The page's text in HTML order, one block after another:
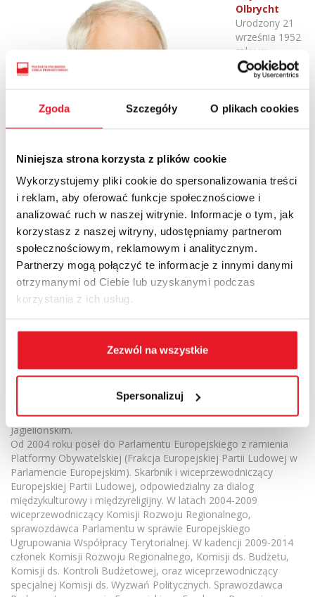
Zgoda Szczegóły O plikach cookies
Niniejsza strona korzysta z plików cookie
Wykorzystujemy pliki cookie do spersonalizowania treści
i reklam, aby oferować funkcje społecznościowe i
analizować ruch w naszej witrynie. Informacje o tym, jak
korzystasz z naszej witryny, udostępniamy partnerom
społecznościowym, reklamowym i analitycznym.
Partnerzy mogą połączyć te informacje z innymi danymi
otrzymanymi od Ciebie lub uzyskanymi podczas
korzystania z ich usług.
Zezwól na wszystkie
Spersonalizuj
Olbrycht
Urodzony 21
września 1952
roku w
Rybniku.
Doktor
nauczyciel
W latach 1990-
Burmistrz
Cieszyna,
współzałożyciel Euroregionu Śląsk Cieszyński-Tesinske Slezsko.
W latach 1993-1998 wiceprezes Związku Miast Polskich
odpowiedzialny za kontakty z europejskimi organizacjami
samorządowymi. Wiceprzewodniczący Rady Gmin i Regionów
Europy w latach 1995-2001. Przewodniczący polskiej delegacji
latach 1990-1998. W latach 1998-2002 Marszałek Województwa
Śląskiego i inicjator Konwentu Marszałków. W latach 2002-2004
Członek Zarządu Zgromadzenia Regionów Europy oraz Rady
Polityki Regionalnej Państwa.
Akademii Techniczno-Humanistycznej w Bielsku-Białej,
Akademii Ekonomicznej w Katowicach oraz Uniwersytecie
Jagiellońskim.
Od 2004 roku poseł do Parlamentu Europejskiego z ramienia
Platformy Obywatelskiej (Frakcja Europejskiej Partii Ludowej w
Parlamencie Europejskim). Skarbnik i wiceprzewodniczący
Europejskiej Partii Ludowej, odpowiedzialny za dialog
międzykulturowy i międzyreligijny. W latach 2004-2009
wiceprzewodniczący Komisji Rozwoju Regionalnego,
sprawozdawca Parlamentu w sprawie Europejskiego
Ugrupowania Współpracy Terytorialnej. W kadencji 2009-2014
członek Komisji Rozwoju Regionalnego, Komisji ds. Budżetu,
Komisji ds. Kontroli Budżetowej, oraz wiceprzewodniczący
specjalnej Komisji ds. Wyzwań Politycznych. Sprawozdawca